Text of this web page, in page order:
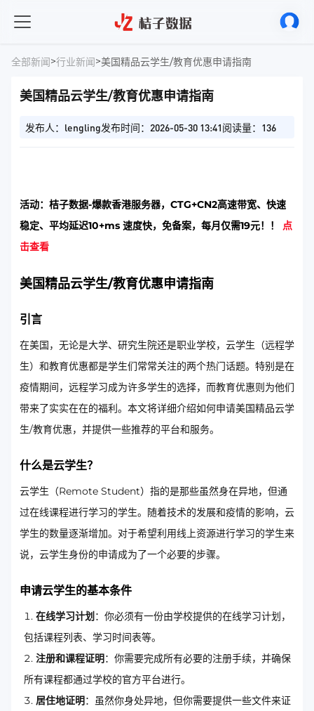
全部新闻>行业新闻>美国精品云学生/教育优惠申请指南
美国精品云学生/教育优惠申请指南
发布人：lengling发布时间：2026-05-30 13:41阅读量：136
活动：桔子数据-爆款香港服务器，CTG+CN2高速带宽、快速
稳定、平均延迟10+ms 速度快，免备案，每月仅需19元！！ 点
击查看
美国精品云学生/教育优惠申请指南
引言
在美国，无论是大学、研究生院还是职业学校，云学生（远程学
生）和教育优惠都是学生们常常关注的两个热门话题。特别是在
疫情期间，远程学习成为许多学生的选择，而教育优惠则为他们
带来了实实在在的福利。本文将详细介绍如何申请美国精品云学
生/教育优惠，并提供一些推荐的平台和服务。
什么是云学生？
云学生（Remote Student）指的是那些虽然身在异地，但通
过在线课程进行学习的学生。随着技术的发展和疫情的影响，云
学生的数量逐渐增加。对于希望利用线上资源进行学习的学生来
说，云学生身份的申请成为了一个必要的步骤。
申请云学生的基本条件
在线学习计划 ：你必须有一份由学校提供的在线学习计划，
包括课程列表、学习时间表等。
注册和课程证明：你需要完成所有必要的注册手续，并确保
所有课程都通过学校的官方平台进行。
居住地证明：虽然你身处异地，但你需要提供一些文件来证